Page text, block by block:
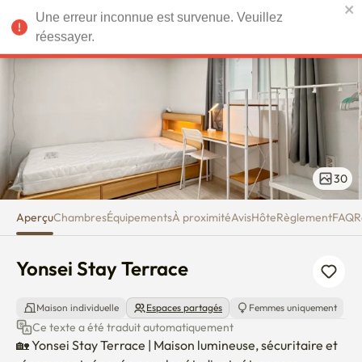
Yonsei Stay Terrace EUR
30
AperçuChambresÉquipementsÀ proximitéAvisHôteRèglementFAQ
Yonsei Stay Terrace
Maison individuelle Espaces partagés Femmes uniquement
Ce texte a été traduit automatiquement
🏡 Yonsei Stay Terrace | Maison lumineuse, sécuritaire et
Une erreur inconnue est survenue. Veuillez
réessayer.